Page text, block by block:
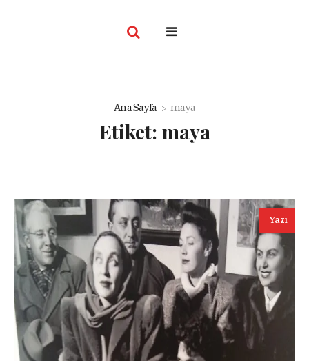
Ana Sayfa maya
Etiket: maya
Yazı